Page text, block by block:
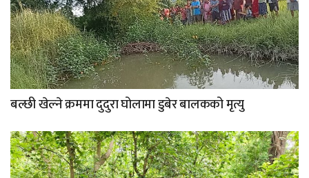
बल्छी खेल्ने क्रममा दुदुरा घोलामा डुबेर बालकको मृत्यु